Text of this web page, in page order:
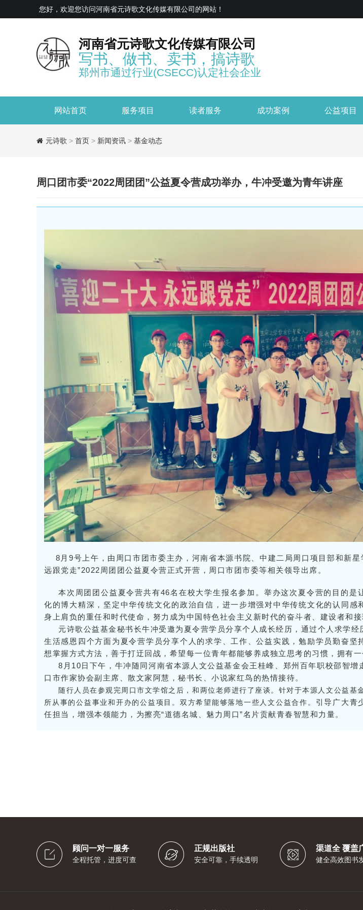
您好，欢迎您访问河南省元诗歌文化传媒有限公司的网站！
河南省元诗歌文化传媒有限公司
写书、做书、卖书，搞诗歌
郑州市通过行业(CSECC)认定社会企业
网站首页 服务项目 读者服务 成功案例 公益项目
元诗歌 > 首页 > 新闻资讯 > 基金动态
周口团市委“2022周团团”公益夏令营成功举办，牛冲受邀为青年讲座
8月9号上午，由周口市团市委主办，河南省本源书院、中建二局周口项目部和新星
远跟党走”2022周团团公益夏令营正式开营，周口市团市委等相关领导出席。
本次周团团公益夏令营共有46名在校大学生报名参加。举办这次夏令营的目的是
化的博大精深，坚定中华传统文化的政治自信，进一步增强对中华传统文化的认同感
身上肩负的重任和时代使命，努力成为中国特色社会主义 新时代的奋斗者、建设者和接
元诗歌公益基金秘书长牛冲受邀为夏令营学员分享个人成长经历，通过个人求学经
生活感恩四个方面为夏令营学员分享个人的求学、工作、公益实践，勉励学员勤奋坚
想掌握方式方法，善于打迂回战，希望每一位青年都能够养成独立思考的习惯，拥有一
8月10日下午，牛冲随同河南省本源人文公益基金会王桂峰、郑州百年职校邵智增
口市作家协会副主席、散文家阿慧，秘书长、小说家红鸟的热情接待。
随行人员在参观完周口市文学馆之后，和两位老师进行了座谈。针对于本源人文公益基
所从事的公益事业和开办的公益项目。双方希望能够落地一些人文公益合作。 引导 广大青
任担当，增强本领能力，为擦亮“道德名城、魅力周口”名片贡献青春智慧和力量。
顾问一对一服务
全程托管，进度可查
正规出版社
安全可靠，手续透明
渠道全 覆盖
健全高效图书